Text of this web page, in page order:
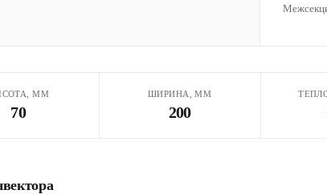
ММ
70
ШИРИНА, ММ
200